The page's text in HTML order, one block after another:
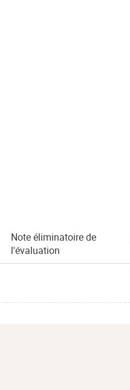
Note éliminatoire de
l'évaluation